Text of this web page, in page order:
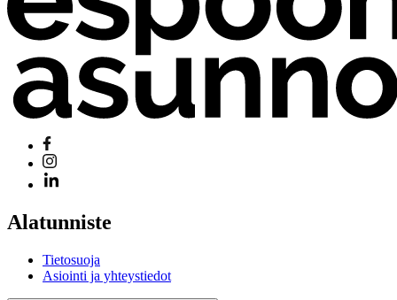
Alatunniste
Tietosuoja
Asiointi ja yhteystiedot